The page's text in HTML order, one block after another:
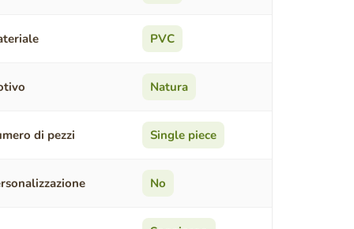
PVC
Natura
di pezzi Single piece
No